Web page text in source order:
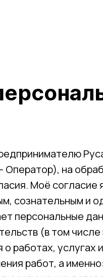
на
Моё согласие
сознательным и
персональные
(в том числе
работах, услугах
работ, а именно: